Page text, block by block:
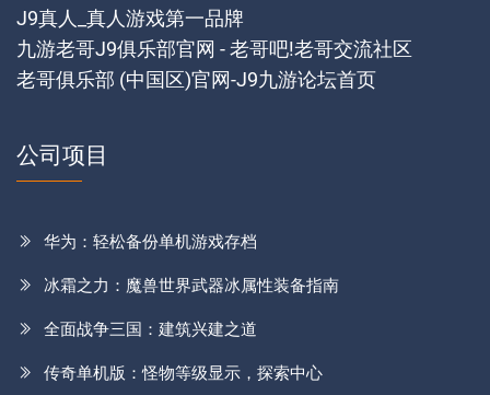
J9真人_真人游戏第一品牌
九游老哥J9俱乐部官网 - 老哥吧!老哥交流社区
老哥俱乐部 (中国区)官网-J9九游论坛首页
公司项目
华为：轻松备份单机游戏存档
冰霜之力：魔兽世界武器冰属性装备指南
全面战争三国：建筑兴建之道
传奇单机版：怪物等级显示，探索中心